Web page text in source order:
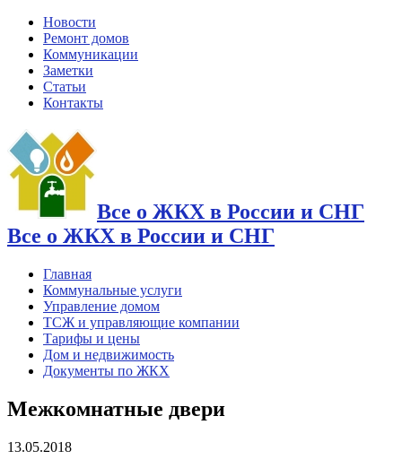
Новости
Ремонт домов
Коммуникации
Заметки
Статьи
Контакты
Все о ЖКХ в России и СНГ
Все о ЖКХ в России и СНГ
Главная
Коммунальные услуги
Управление домом
ТСЖ и управляющие компании
Тарифы и цены
Дом и недвижимость
Документы по ЖКХ
Межкомнатные двери
13.05.2018